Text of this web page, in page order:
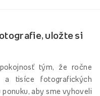
uložte si
tým, že ročne
a tisíce fotografických
aby sme vyhoveli